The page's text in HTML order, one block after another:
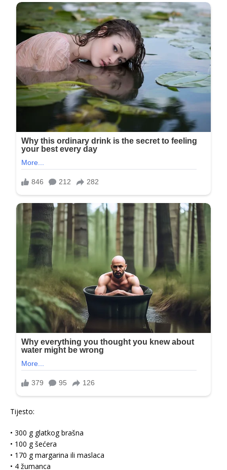
Tijesto:
• 300 g glatkog brašna
• 100 g šećera
• 170 g margarina ili maslaca
• 4 žumanca